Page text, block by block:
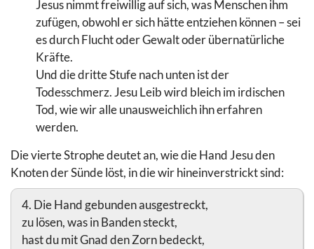
Jesus nimmt freiwillig auf sich, was Menschen ihm
zufügen, obwohl er sich hätte entziehen können – sei
es durch Flucht oder Gewalt oder übernatürliche
Kräfte.
Und die dritte Stufe nach unten ist der
Todesschmerz. Jesu Leib wird bleich im irdischen
Tod, wie wir alle unausweichlich ihn erfahren
werden.
Die vierte Strophe deutet an, wie die Hand Jesu den
Knoten der Sünde löst, in die wir hineinverstrickt sind:
4. Die Hand gebunden ausgestreckt,
zu lösen, was in Banden steckt,
hast du mit Gnad den Zorn bedeckt,